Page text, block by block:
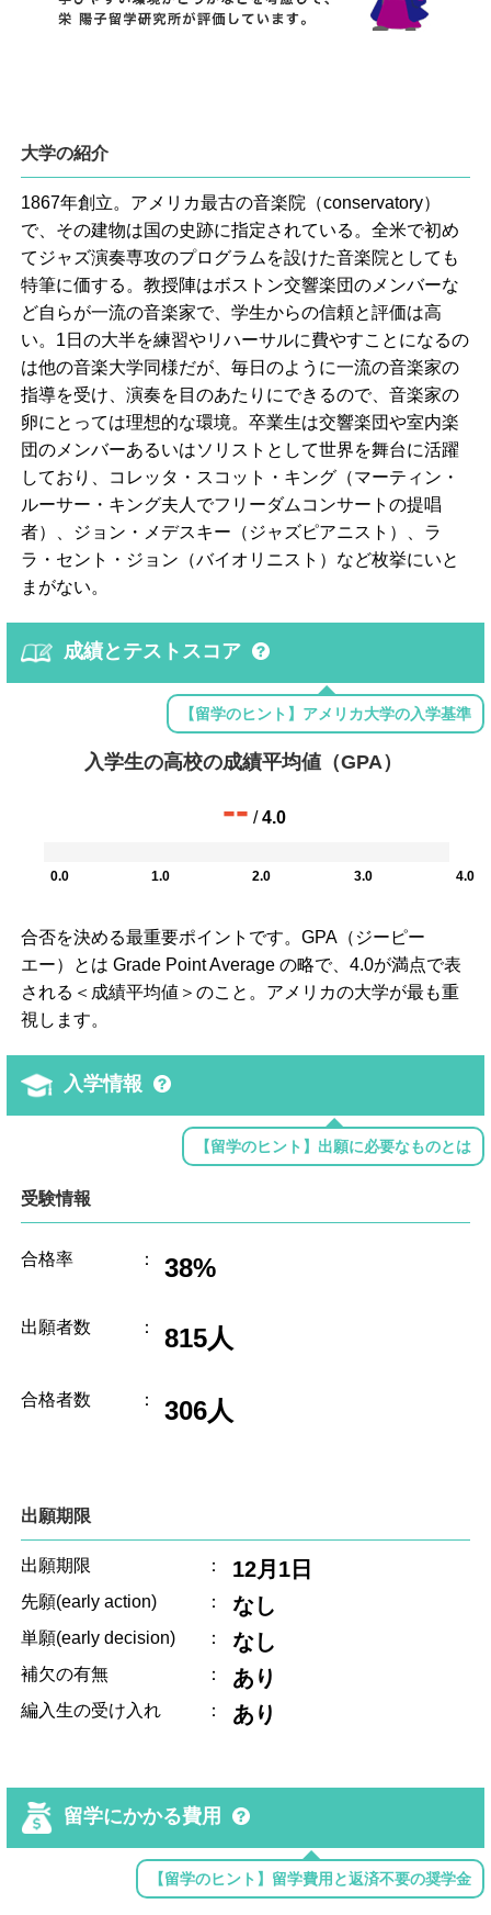
大学の紹介
1867年創立。アメリカ最古の音楽院（conservatory）
で、その建物は国の史跡に指定されている。全米で初め
てジャズ演奏専攻のプログラムを設けた音楽院としても
特筆に価する。教授陣はボストン交響楽団のメンバーな
ど自らが一流の音楽家で、学生からの信頼と評価は高
い。1日の大半を練習やリハーサルに費やすことになるの
は他の音楽大学同様だが、毎日のように一流の音楽家の
指導を受け、演奏を目のあたりにできるので、音楽家の
卵にとっては理想的な環境。卒業生は交響楽団や室内楽
団のメンバーあるいはソリストとして世界を舞台に活躍
しており、コレッタ・スコット・キング（マーティン・
ルーサー・キング夫人でフリーダムコンサートの提唱
者）、ジョン・メデスキー（ジャズピアニスト）、ラ
ラ・セント・ジョン（バイオリニスト）など枚挙にいと
まがない。
成績とテストスコア
【留学のヒント】アメリカ大学の入学基準
入学生の高校の成績平均値（GPA）
-- /4.0
0.0 1.0 2.0 3.0 4.0
合否を決める最重要ポイントです。GPA（ジーピー
エー）とは Grade Point Average の略で、4.0が満点で表
される＜成績平均値＞のこと。アメリカの大学が最も重
視します。
入学情報
【留学のヒント】出願に必要なものとは
受験情報
合格率 ： 38%
出願者数 ： 815人
合格者数 ： 306人
出願期限
出願期限 ： 12月1日
先願(early action) ： なし
単願(early decision) ： なし
補欠の有無 ： あり
編入生の受け入れ ： あり
留学にかかる費用
【留学のヒント】留学費用と返済不要の奨学金